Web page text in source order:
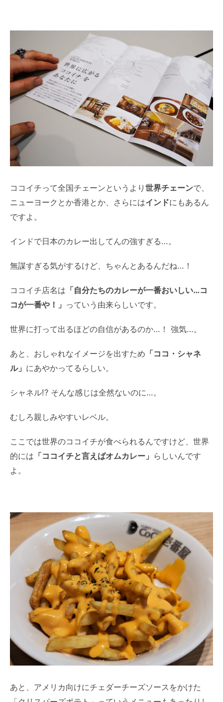
ココイチって全国チェーンというより 世界チェーンで、
ニューヨークとか香港とか、さらにはインドにもあるん
ですよ。
インドで日本のカレー出してんの強すぎる…。
無謀すぎる気がするけど、ちゃんとあるんだね…！
ココイチ店名は 「自分たちのカレーが一番おいしい…コ
コが一番や！」 っていう由来らしいです。
世界に打って出るほどの自信があるのか…！ 強気…。
あと、おしゃれなイメージを出すため 「ココ・シャネ
ル」 にあやかってるらしい。
シャネル!? そんな感じは全然ないのに…。
むしろ親しみやすいレベル。
ここでは世界のココイチが食べられるんですけど、世界
的には 「ココイチと言えばオムカレー」 らしいんです
よ。
あと、アメリカ向けにチェダーチーズソースをかけた